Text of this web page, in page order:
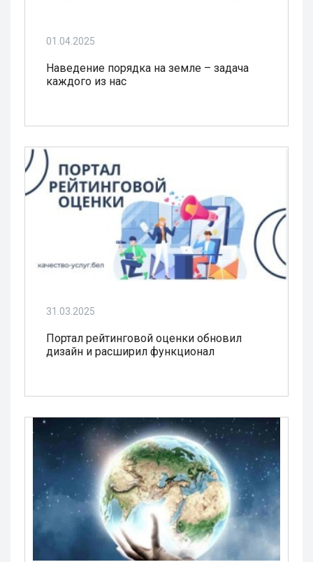
01.04.2025
Наведение порядка на земле – задача
каждого из нас
31.03.2025
Портал рейтинговой оценки обновил
дизайн и расширил функционал